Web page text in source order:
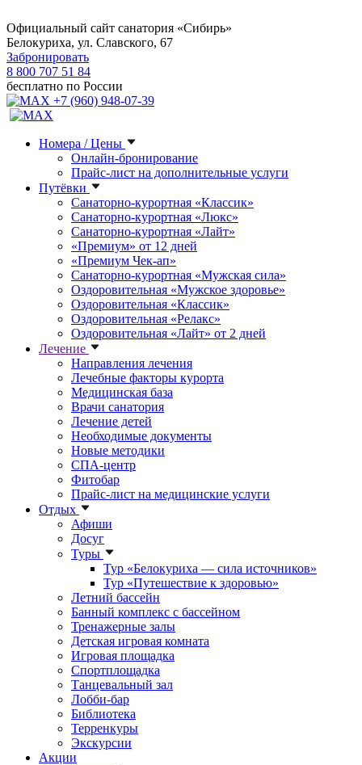
Официальный сайт санатория «Сибирь»
Белокуриха, ул. Славского, 67
Забронировать
8 800 707 51 84
бесплатно по России
+7 (960) 948-07-39
Номера / Цены
Онлайн-бронирование
Прайс-лист на дополнительные услуги
Путёвки
Санаторно-курортная «Классик»
Санаторно-курортная «Люкс»
Санаторно-курортная «Лайт»
«Премиум» от 12 дней
«Премиум Чек-ап»
Санаторно-курортная «Мужская сила»
Оздоровительная «Мужское здоровье»
Оздоровительная «Классик»
Оздоровительная «Релакс»
Оздоровительная «Лайт» от 2 дней
Лечение
Направления лечения
Лечебные факторы курорта
Медицинская база
Врачи санатория
Лечение детей
Необходимые документы
Новые методики
СПА-центр
Фитобар
Прайс-лист на медицинские услуги
Отдых
Афиши
Досуг
Туры
Тур «Белокуриха — сила источников»
Тур «Путешествие к здоровью»
Летний бассейн
Банный комплекс с бассейном
Тренажерные залы
Детская игровая комната
Игровая площадка
Спортплощадка
Танцевальный зал
Лобби-бар
Библиотека
Терренкуры
Экскурсии
Акции